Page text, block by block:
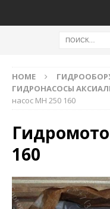
HOME
ГИДРОНАСОСЫ
насос МН 250 160
160